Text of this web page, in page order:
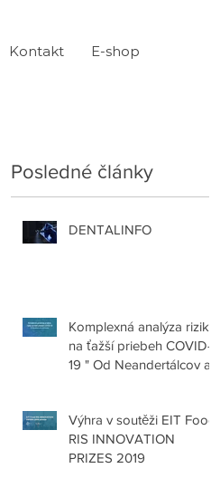
Kontakt E-shop
Posledné články
DENTALINFO
Komplexná analýza rizika
na ťažší priebeh COVID-
19 " Od Neandertálcov až
Výhra v soutěži EIT Food
RIS INNOVATION
PRIZES 2019